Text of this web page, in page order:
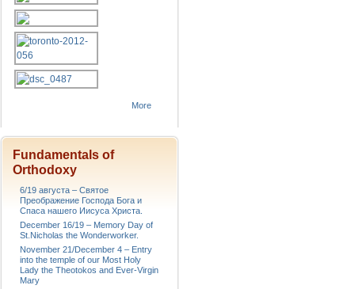
More
Fundamentals of
Orthodoxy
6/19 августа – Святое
Преображение Господа Бога и
Спаса нашего Иисуса Христа.
December 16/19 – Memory Day of
St.Nicholas the Wonderworker.
November 21/December 4 – Entry
into the temple of our Most Holy
Lady the Theotokos and Ever-Virgin
Mary